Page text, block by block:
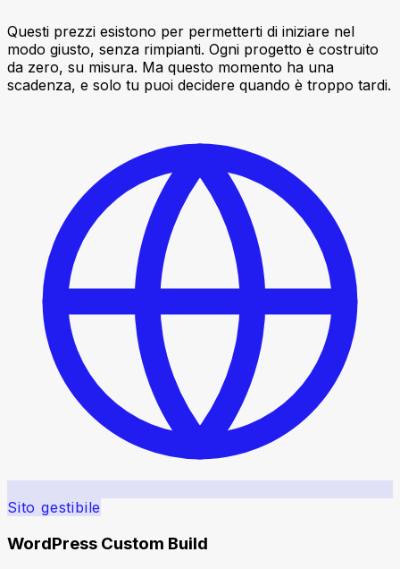
Questi prezzi esistono per permetterti di iniziare nel
modo giusto, senza rimpianti. Ogni progetto è costruito
da zero, su misura. Ma questo momento ha una
scadenza, e solo tu puoi decidere quando è troppo tardi.
Sito gestibile
WordPress Custom Build